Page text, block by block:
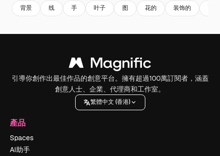
背景 线 手 叶子 图 花的 装饰的 画
引導你創作出最佳作品的創意平台。擁有超過100萬訂閱者，涵蓋
創意人士、企業、代理商和工作室。
繁體中文 (香港)
產品
Spaces
AI助手